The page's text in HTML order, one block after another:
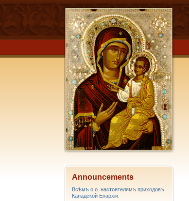
Announcements
Всѣмъ о.о. настоятелямъ приходовъ
Канадской Епархiи.